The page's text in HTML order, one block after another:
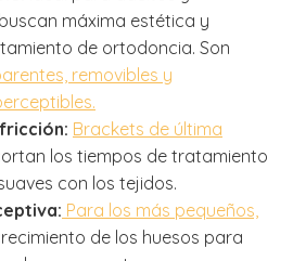
máxima estética y
de ortodoncia. Son
removibles y
Brackets de última
los tiempos de tratamiento
con los tejidos.
Para los más pequeños,
de los huesos para